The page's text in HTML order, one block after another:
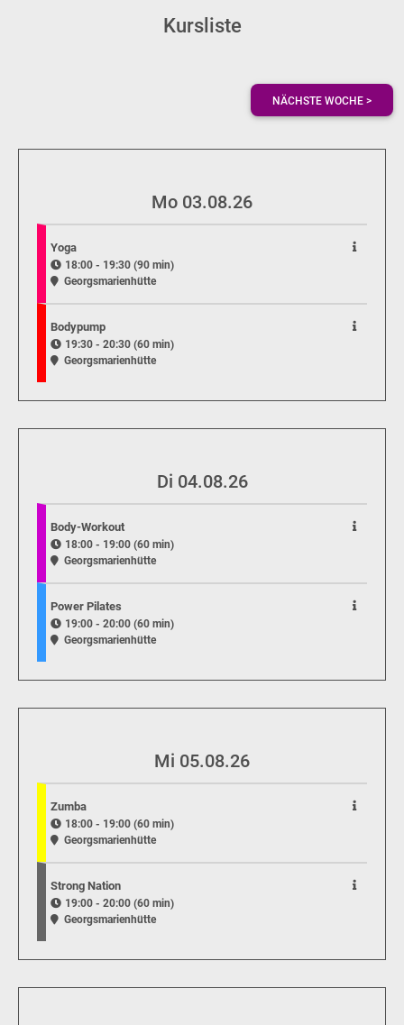
Kursliste
NÄCHSTE WOCHE >
Mo 03.08.26
Yoga
18:00 - 19:30 (90 min)
Georgsmarienhütte
Bodypump
19:30 - 20:30 (60 min)
Georgsmarienhütte
Di 04.08.26
Body-Workout
18:00 - 19:00 (60 min)
Georgsmarienhütte
Power Pilates
19:00 - 20:00 (60 min)
Georgsmarienhütte
Mi 05.08.26
Zumba
18:00 - 19:00 (60 min)
Georgsmarienhütte
Strong Nation
19:00 - 20:00 (60 min)
Georgsmarienhütte